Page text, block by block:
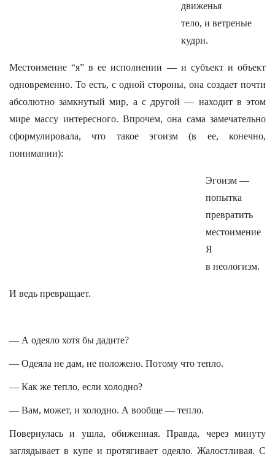
движенья
тело, и ветреные
кудри.
Местоимение “я” в ее исполнении — и субъект и объект
одновременно. То есть, с одной стороны, она создает почти
абсолютно замкнутый мир, а с другой — находит в этом
мире массу интересного. Впрочем, она сама замечательно
сформулировала, что такое эгоизм (в ее, конечно,
понимании):
Эгоизм —
попытка
превратить
местоимение
Я
в неологизм.
И ведь превращает.
— А одеяло хотя бы дадите?
— Одеяла не дам, не положено. Потому что тепло.
— Как же тепло, если холодно?
— Вам, может, и холодно. А вообще — тепло.
Повернулась и ушла, обиженная. Правда, через минуту
заглядывает в купе и протягивает одеяло. Жалостливая. С